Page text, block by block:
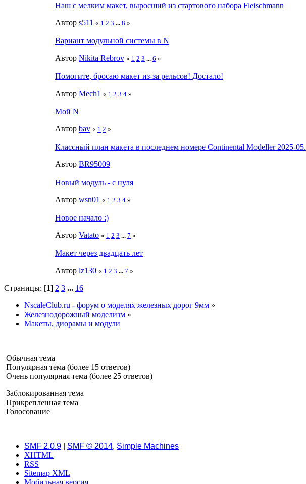
Наш с мелким макет, выросший из стартового набора Fleischmann
Автор s511 « 1 2 3 ... 8 »
Вариант модульной системы в N
Автор Nikita Rebrov « 1 2 3 ... 6 »
Помогите, бросаю макет из-за рельсов! Достало!
Автор Mech1 « 1 2 3 4 »
Мой N
Автор bav « 1 2 »
Классный план макета в последнем номере Continental Modeller 2025-05.
Автор BR95009
Новый модуль - с нуля
Автор wsn01 « 1 2 3 4 »
Новое начало :)
Автор Vatato « 1 2 3 ... 7 »
Макет через двадцать лет
Автор lz130 « 1 2 3 ... 7 »
Страницы: [1] 2 3 ... 16
NscaleClub.ru - форум о моделях железных дорог 9мм »
Железнодорожный моделизм »
Макеты, диорамы и модули
Обычная тема
Популярная тема (более 15 ответов)
Очень популярная тема (более 25 ответов)
Заблокированная тема
Прикрепленная тема
Голосование
SMF 2.0.9 SMF © 2014, Simple Machines
XHTML
RSS
Sitemap XML
Мобильная версия